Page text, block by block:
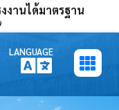
งานได้มาตรฐาน
LANGUAGE